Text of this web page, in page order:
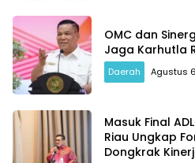
OMC dan
Jaga Karhutla
Daerah Agustus
Masuk Final
Riau Ungkap
Dongkrak